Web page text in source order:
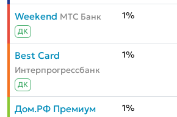
Weekend МТС Банк
ДК
1%
Best Card
Интерпрогрессбанк
ДК
1%
Дом.РФ Премиум 1%